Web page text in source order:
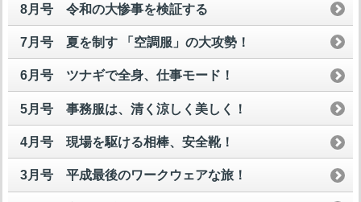
8月号 令和の大惨事を検証する
7月号 夏を制す 「空調服」の大攻勢！
6月号 ツナギで全身、仕事モード！
5月号 事務服は、清く涼しく美しく！
4月号 現場を駆ける相棒、安全靴！
3月号 平成最後のワークウェアな旅！